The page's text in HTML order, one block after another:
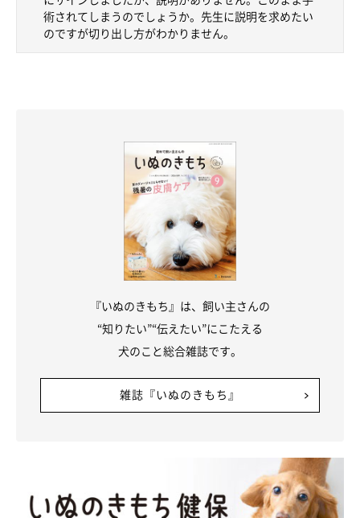
術されてしまうのでしょうか。先生に説明を求めたい
のですが切り出し方がわかりません。
『いぬのきもち』は、飼い主さんの
“知りたい”“伝えたい”にこたえる
犬のこと総合雑誌です。
雑誌『いぬのきもち』